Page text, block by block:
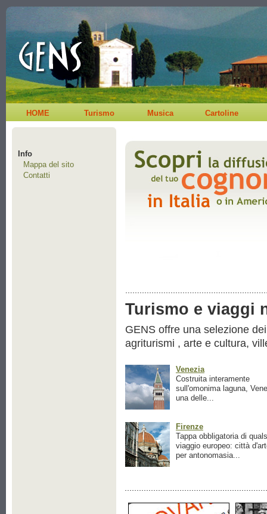
HOME Turismo Musica Cartoline
Info
Mappa del sito
Contatti
Turismo e viaggi
GENS offre una selezione
agriturismi , arte e cultura,
Venezia
Costruita interamente
sull'omonima laguna,
una delle...
Firenze
Tappa obbligatoria di
viaggio europeo: città
per antonomasia...